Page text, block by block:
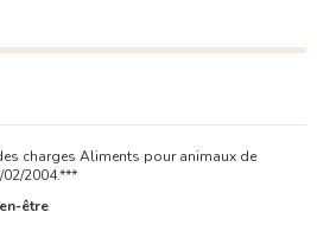
charges Aliments pour animaux de
2004.***
être